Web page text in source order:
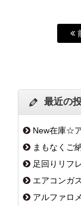
最近の
New在庫☆
まもなくご
足回りリフ
エアコンガ
アルファロ